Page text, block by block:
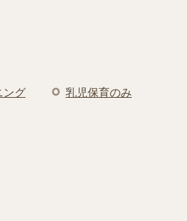
ング 乳児保育のみ